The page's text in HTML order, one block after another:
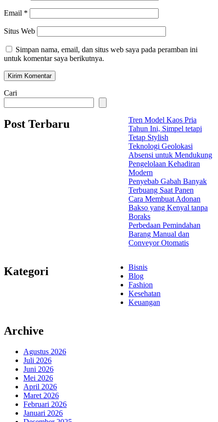
Email *
Situs Web
Simpan nama, email, dan situs web saya pada peramban ini
untuk komentar saya berikutnya.
Cari
Post Terbaru
Tren Model Kaos Pria
Tahun Ini, Simpel tetapi
Tetap Stylish
Teknologi Geolokasi
Absensi untuk Mendukung
Pengelolaan Kehadiran
Modern
Penyebab Gabah Banyak
Terbuang Saat Panen
Cara Membuat Adonan
Bakso yang Kenyal tanpa
Boraks
Perbedaan Pemindahan
Barang Manual dan
Conveyor Otomatis
Kategori
Bisnis
Blog
Fashion
Kesehatan
Keuangan
Archive
Agustus 2026
Juli 2026
Juni 2026
Mei 2026
April 2026
Maret 2026
Februari 2026
Januari 2026